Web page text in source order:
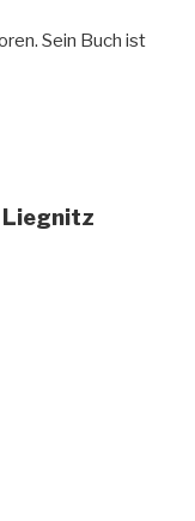
Sein Buch ist
Liegnitz